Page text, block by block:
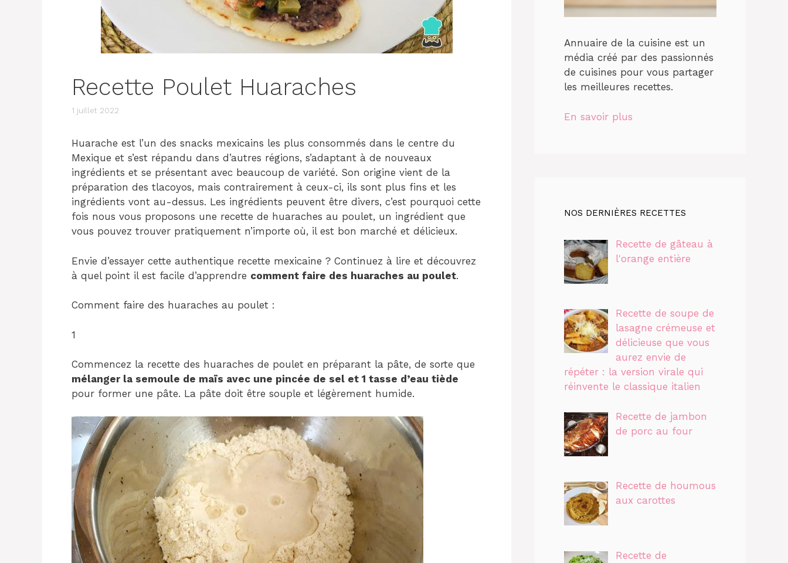
Recette Poulet Huaraches
1 juillet 2022
Huarache est l’un des snacks mexicains les plus consommés dans le centre du
Mexique et s’est répandu dans d’autres régions, s’adaptant à de nouveaux
ingrédients et se présentant avec beaucoup de variété. Son origine vient de la
préparation des tlacoyos, mais contrairement à ceux-ci, ils sont plus fins et les
ingrédients vont au-dessus. Les ingrédients peuvent être divers, c’est pourquoi cette
fois nous vous proposons une recette de huaraches au poulet, un ingrédient que
vous pouvez trouver pratiquement n’importe où, il est bon marché et délicieux.
Envie d’essayer cette authentique recette mexicaine ? Continuez à lire et découvrez
à quel point il est facile d’apprendre comment faire des huaraches au poulet.
Comment faire des huaraches au poulet :
1
Commencez la recette des huaraches de poulet en préparant la pâte, de sorte que
mélanger la semoule de maïs avec une pincée de sel et 1 tasse d’eau tiède
pour former une pâte. La pâte doit être souple et légèrement humide.
Annuaire de la cuisine est un
média créé par des passionnés
de cuisines pour vous partager
les meilleures recettes.
En savoir plus
NOS DERNIÈRES RECETTES
Recette de gâteau à
l'orange entière
Recette de soupe de
lasagne crémeuse et
délicieuse que vous
aurez envie de
répéter : la version virale qui
réinvente le classique italien
Recette de jambon
de porc au four
Recette de houmous
aux carottes
Recette de